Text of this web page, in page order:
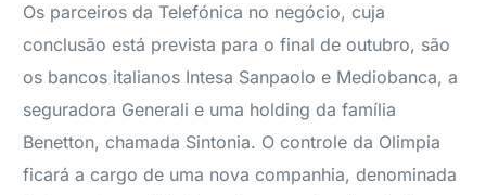
Os parceiros da Telefónica no negócio, cuja
conclusão está prevista para o final de outubro, são
os bancos italianos Intesa Sanpaolo e Mediobanca, a
seguradora Generali e uma holding da família
Benetton, chamada Sintonia. O controle da Olimpia
ficará a cargo de uma nova companhia, denominada